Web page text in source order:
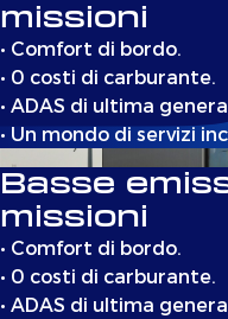
missioni
• Comfort di bordo.
• 0 costi di carburante.
• ADAS di ultima
• Un mondo di servizi
Basse
missioni
• Comfort di bordo.
• 0 costi di carburante.
• ADAS di ultima